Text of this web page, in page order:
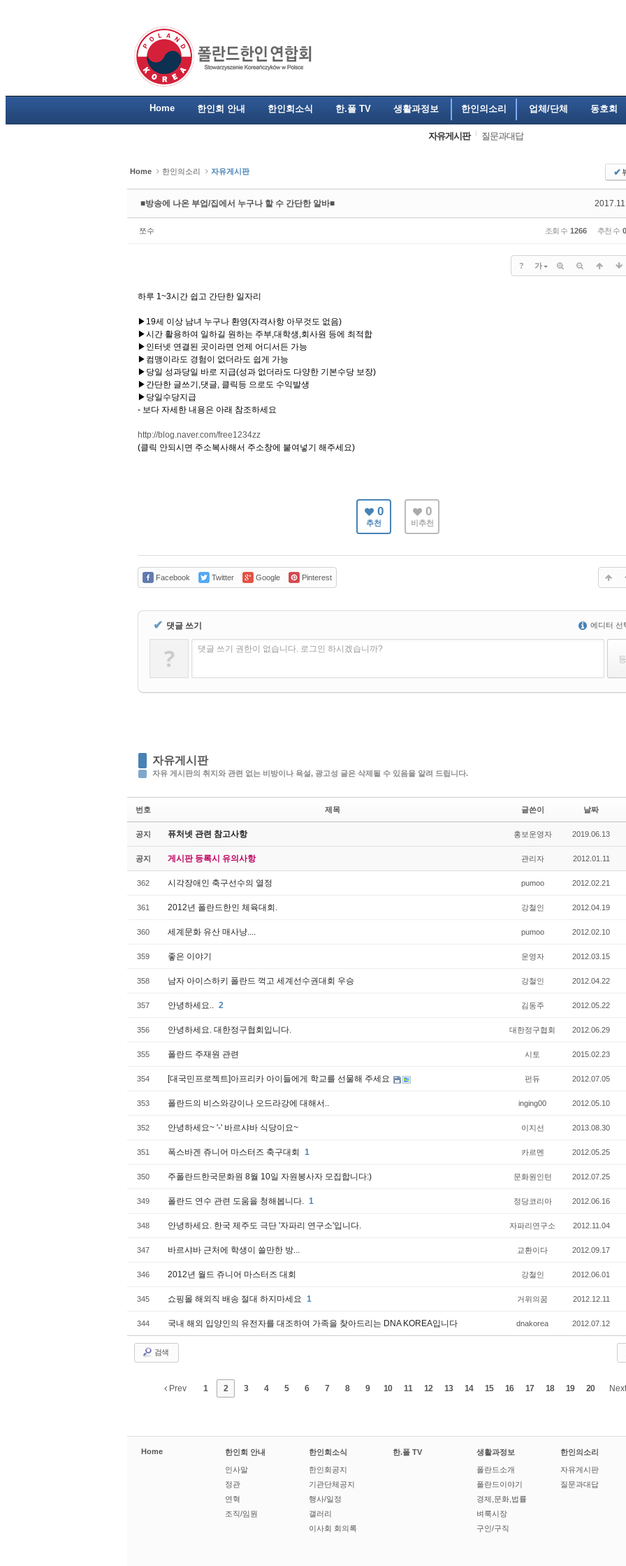
Home 한인회 안내 한인회소식 한.폴 TV 생활과정보 한인의소리 업체/단체 동호회
자유게시판 질문과대답
Home 한인의소리 자유게시판 ✔
■방송에 나온 부업/집에서 누구나 할 수 간단한 알바■
쪼수 조회 수 1266 추천 수 0
? 가
하루 1~3시간 쉽고 간단한 일자리
▶19세 이상 남녀 누구나 환영(자격사항 아무것도 없음)
▶시간 활용하여 일하길 원하는 주부,대학생,회사원 등에 최적합
▶인터넷 연결된 곳이라면 언제 어디서든 가능
▶컴맹이라도 경험이 없더라도 쉽게 가능
▶당일 성과당일 바로 지급(성과 없더라도 다양한 기본수당 보장)
▶간단한 글쓰기,댓글, 클릭등 으로도 수익발생
▶당일수당지급
- 보다 자세한 내용은 아래 참조하세요
http://blog.naver.com/free1234zz
(클릭 안되시면 주소복사해서 주소창에 붙여넣기 해주세요)
0
추천
0
비추천
Facebook Twitter Google Pinterest
✔ 댓글 쓰기 에디터 선
? 댓글 쓰기 권한이 없습니다. 로그인 하시겠습니까?
자유게시판
자유 게시판의 취지와 관련 없는 비방이나 욕설, 광고성 글은 삭제될 수 있음을 알려 드립니다.
번호 제목 글쓴이 날짜
공지 퓨처넷 관련 참고사항 홍보운영자 2019.06.13
공지 게시판 등록시 유의사항 관리자 2012.01.11
362 시각장애인 축구선수의 열정 pumoo 2012.02.21
361 2012년 폴란드한인 체육대회. 강철인 2012.04.19
360 세계문화 유산 매사냥.... pumoo 2012.02.10
359 좋은 이야기 운영자 2012.03.15
358 남자 아이스하키 폴란드 꺽고 세계선수권대회 우승 강철인 2012.04.22
357 안녕하세요.. 2 김동주 2012.05.22
356 안녕하세요. 대한정구협회입니다. 대한정구협회 2012.06.29
355 폴란드 주재원 관련 시토 2015.02.23
354 [대국민프로젝트]아프리카 아이들에게 학교를 선물해 주세요 펀듀 2012.07.05
353 폴란드의 비스와강이나 오드라강에 대해서.. inging00 2012.05.10
352 안녕하세요~ '-' 바르샤바 식당이요~ 이지선 2013.08.30
351 폭스바겐 쥬니어 마스터즈 축구대회 1 카르멘 2012.05.25
350 주폴란드한국문화원 8월 10일 자원봉사자 모집합니다:) 문화원인턴 2012.07.25
349 폴란드 연수 관련 도움을 청해봅니다. 1 정당코리아 2012.06.16
348 안녕하세요. 한국 제주도 극단 '자파리 연구소'입니다. 자파리연구소 2012.11.04
347 바르샤바 근처에 학생이 쓸만한 방... 교환이다 2012.09.17
346 2012년 월드 쥬니어 마스터즈 대회 강철인 2012.06.01
345 쇼핑몰 해외직 배송 절대 하지마세요 1 거위의꿈 2012.12.11
344 국내 해외 입양인의 유전자를 대조하여 가족을 찾아드리는 DNA KOREA입니다 dnakorea 2012.07.12
검색
Prev 1 2 3 4 5 6 7 8 9 10 11 12 13 14 15 16 17 18 19 20
Home 한인회 안내
인사말
정관
연혁
조직/임원
한인회소식
한인회공지
기관단체공지
행사/일정
갤러리
이사회 회의록
한.폴 TV 생활과정보
폴란드소개
폴란드이야기
경제,문화,법률
벼룩시장
구인/구직
한인의소리
자유게시판
질문과대답